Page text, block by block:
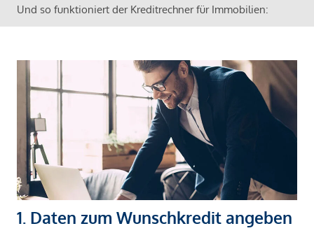
Und so funktioniert der Kreditrechner für Immobilien:
1. Daten zum Wunschkredit angeben